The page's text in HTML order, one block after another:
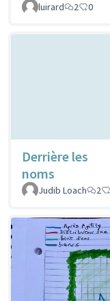
luirard 2 0
Derrière les
noms
Judib Loach
2